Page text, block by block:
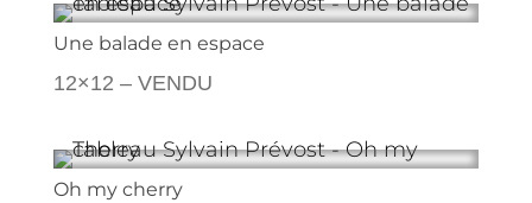
Une balade en espace
12×12 – VENDU
Oh my cherry